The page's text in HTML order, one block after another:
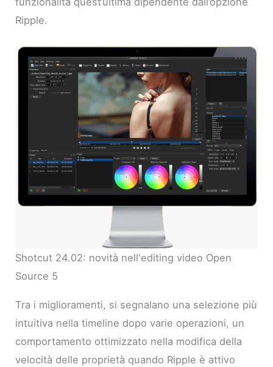
Ripple.
Shotcut 24.02: novità nell'editing video Open
Source 5
Tra i miglioramenti, si segnalano una selezione più
intuitiva nella timeline dopo varie operazioni, un
comportamento ottimizzato nella modifica della
velocità delle proprietà quando Ripple è attivo